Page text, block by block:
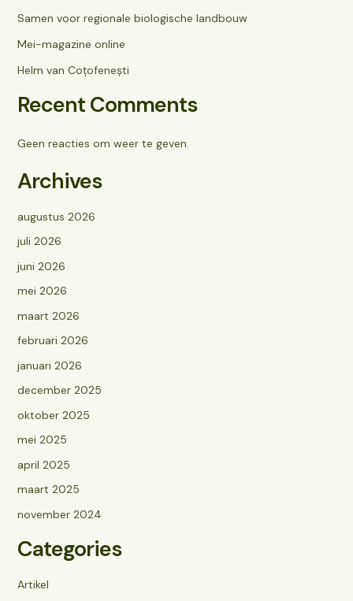
Samen voor regionale biologische landbouw
Mei-magazine online
Helm van Coțofenești
Recent Comments
Geen reacties om weer te geven.
Archives
augustus 2026
juli 2026
juni 2026
mei 2026
maart 2026
februari 2026
januari 2026
december 2025
oktober 2025
mei 2025
april 2025
maart 2025
november 2024
Categories
Artikel